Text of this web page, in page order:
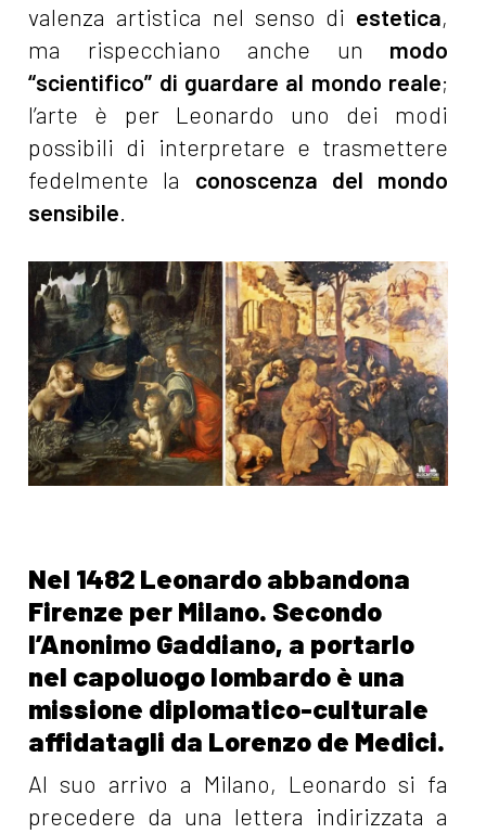
valenza artistica nel senso di estetica,
ma rispecchiano anche un modo
“scientifico” di guardare al mondo reale;
l’arte è per Leonardo uno dei modi
possibili di interpretare e trasmettere
fedelmente la conoscenza del mondo
sensibile.
Nel 1482 Leonardo abbandona
Firenze per Milano. Secondo
l’Anonimo Gaddiano, a portarlo
nel capoluogo lombardo è una
missione diplomatico-culturale
affidatagli da Lorenzo de Medici.
Al suo arrivo a Milano, Leonardo si fa
precedere da una lettera indirizzata a